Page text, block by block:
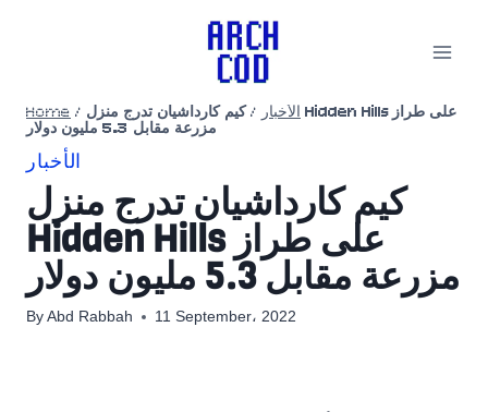
Home / الأخبار /كيم كارداشيان تدرج منزل Hidden Hills على طراز
مزرعة مقابل 5.3 مليون دولار
الأخبار
كيم كارداشيان تدرج منزل
Hidden Hills على طراز
مزرعة مقابل 5.3 مليون دولار
By Abd Rabbah 11 September، 2022